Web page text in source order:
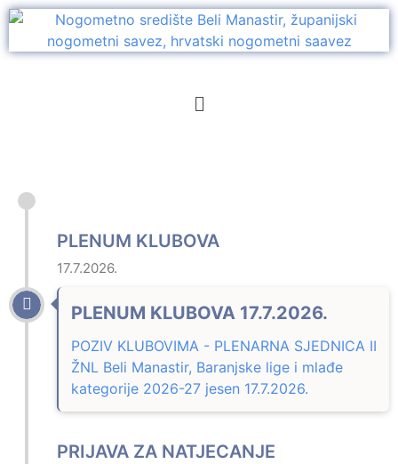
PLENUM KLUBOVA
17.7.2026.
PLENUM KLUBOVA 17.7.2026.
POZIV KLUBOVIMA - PLENARNA SJEDNICA II
ŽNL Beli Manastir, Baranjske lige i mlađe
kategorije 2026-27 jesen 17.7.2026.
PRIJAVA ZA NATJECANJE